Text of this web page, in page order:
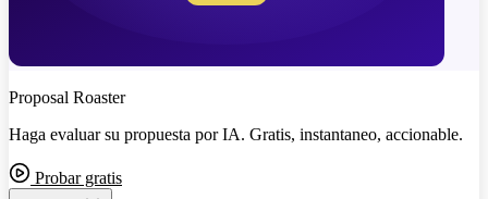
Proposal Roaster
Haga evaluar su propuesta por IA. Gratis, instantaneo, accionable.
Probar gratis